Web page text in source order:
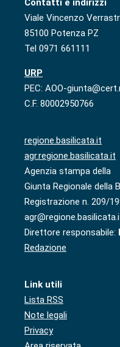
Contatti e indirizzi
Viale Vincenzo
85100 Potenza PZ
Tel 0971 661111
URP
PEC: AOO-
C.F. 80002950766
regione.basilicata.it
agr.regione.basilicata.it
Agenzia stampa della
Giunta Regionale della
Registrazione n. 209/
Direttore responsabile:
Redazione
Link utili
Lista RSS
Note legali
Privacy